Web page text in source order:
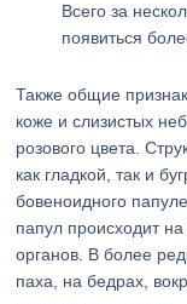
Всего за
появиться
Также общие
коже и слизистых
розового цвета.
как гладкой, так и
бовеноидного
папул происходит
органов. В более
паха, на бедрах,